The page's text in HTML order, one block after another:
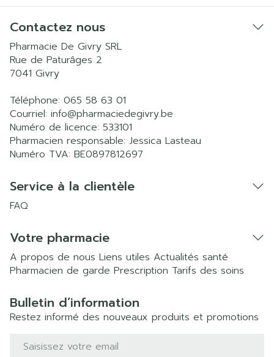
Contactez nous
Pharmacie De Givry SRL
Rue de Paturâges 2
7041 Givry
Téléphone: 065 58 63 01
Courriel: info@pharmaciedegivry.be
Numéro de licence: 533101
Pharmacien responsable: Jessica Lasteau
Numéro TVA: BE0897812697
Service à la clientèle
FAQ
Votre pharmacie
A propos de nous Liens utiles Actualités santé
Pharmacien de garde Prescription Tarifs des soins
Bulletin d’information
Restez informé des nouveaux produits et promotions
Adresse mail